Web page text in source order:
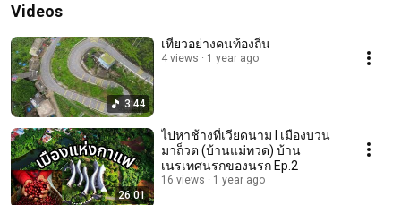
Videos
3:44
เที่ยวอย่างคนท้องถิ่น
4 views 1 year ago
26:01
ไปหาช้างที่เวียดนาม I เมืองบวน
มาถ็วต (บ้านแม่ทวด) บ้าน
เนรเทศนรกของนรก Ep.2
16 views 1 year ago